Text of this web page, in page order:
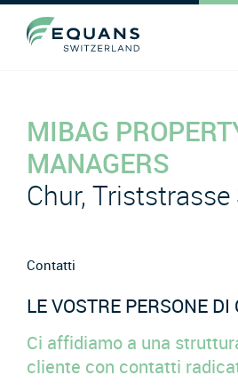
MIBAG
MANAGERS
Chur, Triststrasse
Contatti
LE VOSTRE PERSONE DI
Ci affidiamo a una
cliente con contatti